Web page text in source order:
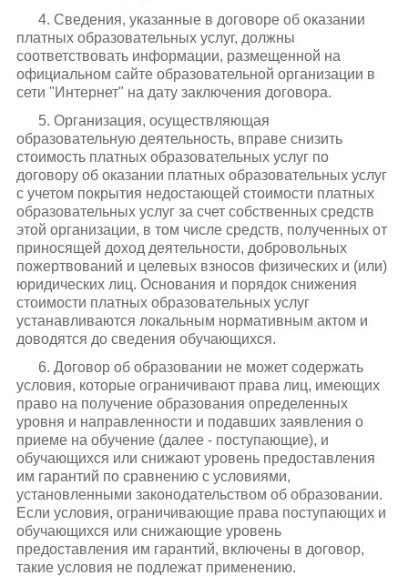
4. Сведения, указанные в договоре об оказании
платных образовательных услуг, должны
соответствовать информации, размещенной на
официальном сайте образовательной организации в
сети "Интернет" на дату заключения договора.
5. Организация, осуществляющая
образовательную деятельность, вправе снизить
стоимость платных образовательных услуг по
договору об оказании платных образовательных услуг
с учетом покрытия недостающей стоимости платных
образовательных услуг за счет собственных средств
этой организации, в том числе средств, полученных от
приносящей доход деятельности, добровольных
пожертвований и целевых взносов физических и (или)
юридических лиц. Основания и порядок снижения
стоимости платных образовательных услуг
устанавливаются локальным нормативным актом и
доводятся до сведения обучающихся.
6. Договор об образовании не может содержать
условия, которые ограничивают права лиц, имеющих
право на получение образования определенных
уровня и направленности и подавших заявления о
приеме на обучение (далее - поступающие), и
обучающихся или снижают уровень предоставления
им гарантий по сравнению с условиями,
установленными законодательством об образовании.
Если условия, ограничивающие права поступающих и
обучающихся или снижающие уровень
предоставления им гарантий, включены в договор,
такие условия не подлежат применению.